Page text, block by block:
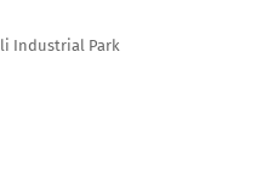
Industrial Park